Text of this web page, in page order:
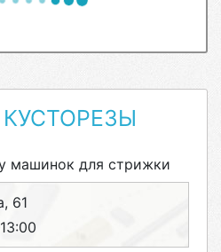
машинок для стрижки
61